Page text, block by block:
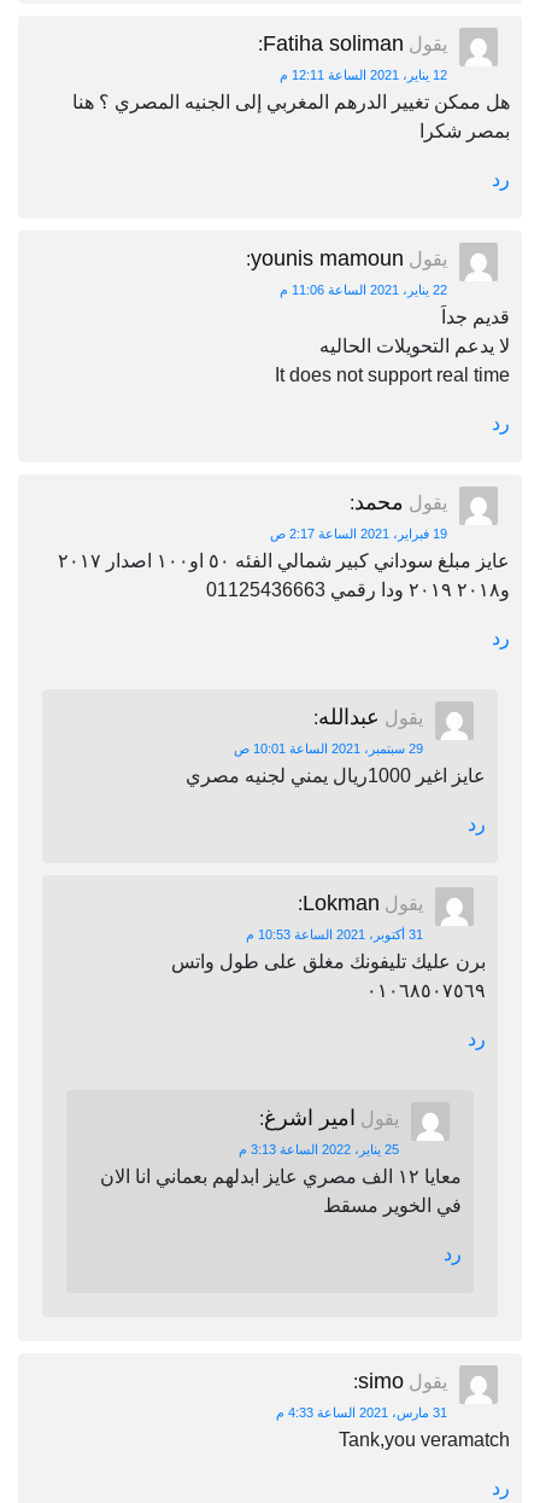
يقول Fatiha soliman
:
12 يناير، 2021 الساعة 12:11 م
هل ممكن تغيير الدرهم المغربي إلى الجنيه المصري ؟ هنا
بمصر شكرا
رد
يقول younis mamoun
:
22 يناير، 2021 الساعة 11:06 م
قديم جداَ
لا يدعم التحويلات الحاليه
It does not support real time
رد
يقول محمد:
19 فبراير، 2021 الساعة 2:17 ص
عايز مبلغ سوداني كبير شمالي الفئه ٥٠ او١٠٠ اصدار ٢٠١٧
و٢٠١٨ ٢٠١٩ ودا رقمي 01125436663
رد
يقول عبدالله:
29 سبتمبر، 2021 الساعة 10:01 ص
عايز اغير 1000ريال يمني لجنيه مصري
رد
يقول Lokman
:
31 أكتوبر، 2021 الساعة 10:53 م
برن عليك تليفونك مغلق على طول واتس
٠١٠٦٨٥٠٧٥٦٩
رد
يقول امير اشرغ:
25 يناير، 2022 الساعة 3:13 م
معايا ١٢ الف مصري عايز ابدلهم بعماني انا الان
في الخوير مسقط
رد
يقول simo
:
31 مارس، 2021 الساعة 4:33 م
Tank,you veramatch
رد